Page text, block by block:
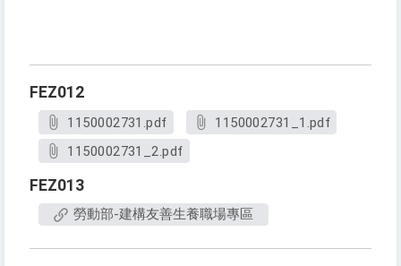
FEZ012
1150002731.pdf
1150002731_1.pdf
1150002731_2.pdf
FEZ013
勞動部-建構友善生養職場專區